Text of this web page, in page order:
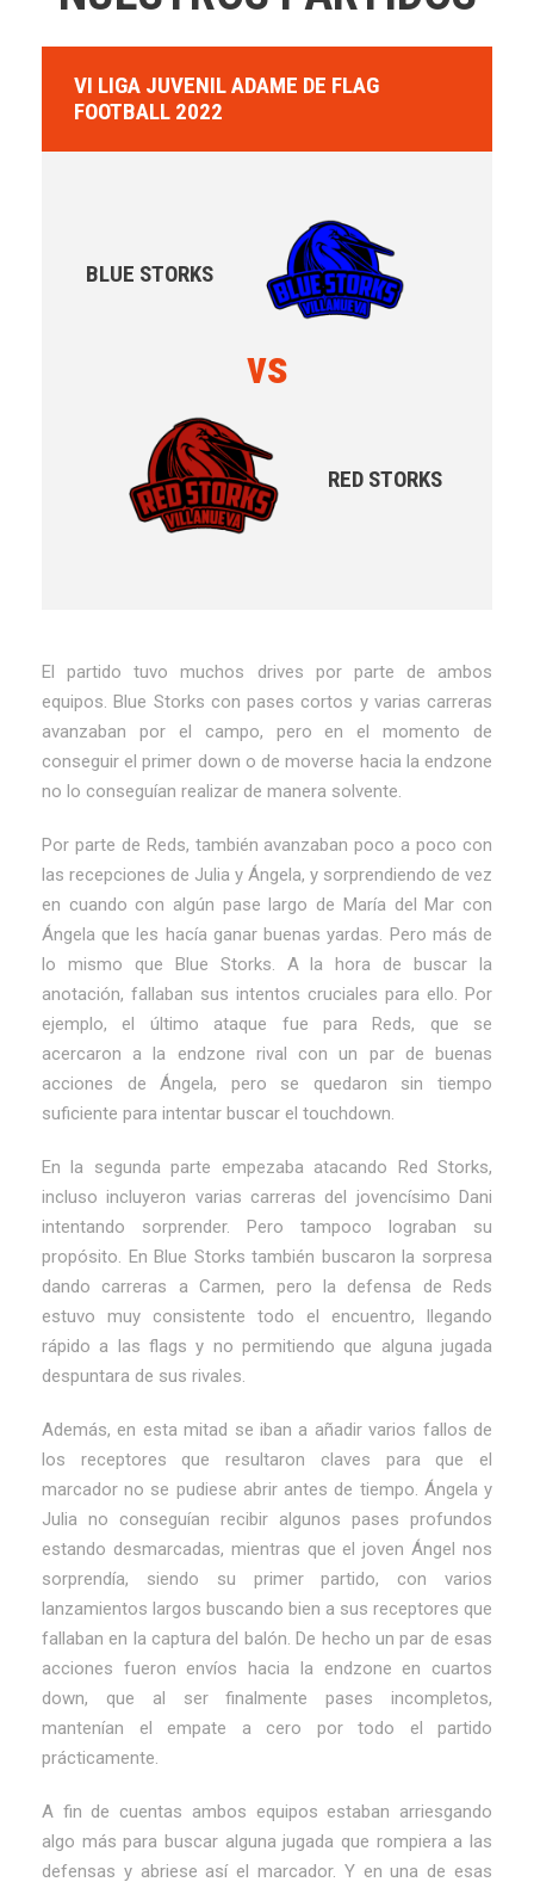
VI LIGA JUVENIL ADAME DE FLAG
FOOTBALL 2022
BLUE STORKS
vs
RED STORKS
El partido tuvo muchos drives por parte de ambos
equipos. Blue Storks con pases cortos y varias carreras
avanzaban por el campo, pero en el momento de
conseguir el primer down o de moverse hacia la endzone
no lo conseguían realizar de manera solvente.
Por parte de Reds, también avanzaban poco a poco con
las recepciones de Julia y Ángela, y sorprendiendo de vez
en cuando con algún pase largo de María del Mar con
Ángela que les hacía ganar buenas yardas. Pero más de
lo mismo que Blue Storks. A la hora de buscar la
anotación, fallaban sus intentos cruciales para ello. Por
ejemplo, el último ataque fue para Reds, que se
acercaron a la endzone rival con un par de buenas
acciones de Ángela, pero se quedaron sin tiempo
suficiente para intentar buscar el touchdown.
En la segunda parte empezaba atacando Red Storks,
incluso incluyeron varias carreras del jovencísimo Dani
intentando sorprender. Pero tampoco lograban su
propósito. En Blue Storks también buscaron la sorpresa
dando carreras a Carmen, pero la defensa de Reds
estuvo muy consistente todo el encuentro, llegando
rápido a las flags y no permitiendo que alguna jugada
despuntara de sus rivales.
Además, en esta mitad se iban a añadir varios fallos de
los receptores que resultaron claves para que el
marcador no se pudiese abrir antes de tiempo. Ángela y
Julia no conseguían recibir algunos pases profundos
estando desmarcadas, mientras que el joven Ángel nos
sorprendía, siendo su primer partido, con varios
lanzamientos largos buscando bien a sus receptores que
fallaban en la captura del balón. De hecho un par de esas
acciones fueron envíos hacia la endzone en cuartos
down, que al ser finalmente pases incompletos,
mantenían el empate a cero por todo el partido
prácticamente.
A fin de cuentas ambos equipos estaban arriesgando
algo más para buscar alguna jugada que rompiera a las
defensas y abriese así el marcador. Y en una de esas